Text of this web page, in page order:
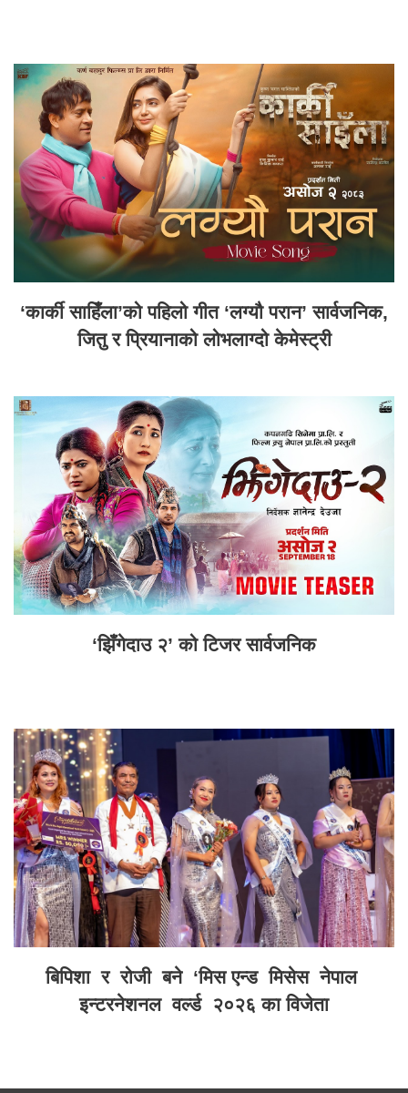
‘कार्की साहिँला’को पहिलो गीत ‘लग्यौ परान’ सार्वजनिक,
जितु र प्रियानाको लोभलाग्दो केमेस्ट्री
‘झिँगेदाउ २’ को टिजर सार्वजनिक
बिपिशा र रोजी बने ‘मिस एन्ड मिसेस नेपाल
इन्टरनेशनल वर्ल्ड २०२६ का विजेता